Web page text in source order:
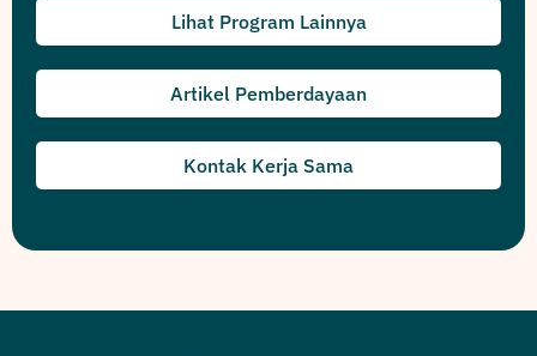
Lihat Program Lainnya
Artikel Pemberdayaan
Kontak Kerja Sama